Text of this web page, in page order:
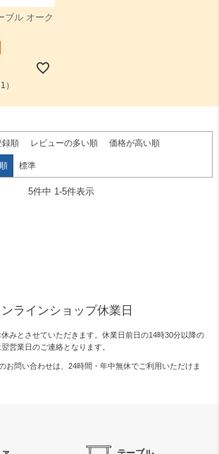
ブル オーク
）
録順 レビューの多い順 価格が高い順
標準
5件中 1-5件表示
ラインショップ休業日
みとさせていただきます。休業日前日の14時30分以降の
営業日のご連絡となります。
お問い合わせは、 24時間・年中無休でご利用いただけま